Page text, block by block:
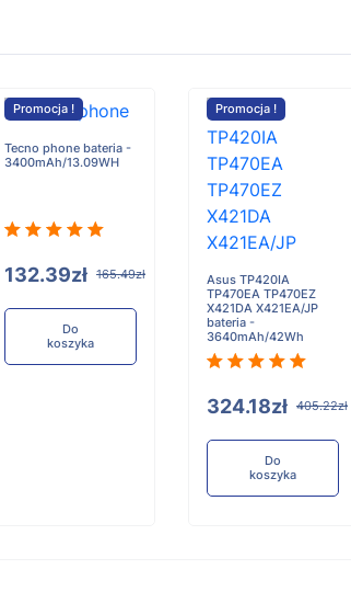
Promocja !
Tecno phone bateria -
3400mAh/13.09WH
132.39zł 165.49zł
Do
koszyka
Promocja !
Asus TP420IA
TP470EA TP470EZ
X421DA X421EA/JP
bateria -
3640mAh/42Wh
324.18zł 405.22zł
Do
koszyka